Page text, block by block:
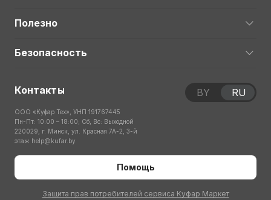
Полезно
Безопасность
Контакты
ООО «Куфар Тех», УНП 191767445
Пн-Пт: 10:00 – 18:00; Сб, Вс: Выходной
220029, г. Минск, ул. Красная 7А-2, 3-й
этаж help@kufar.by
Помощь
Защита прав потребителей сервиса Куфар Маркет
BY RU